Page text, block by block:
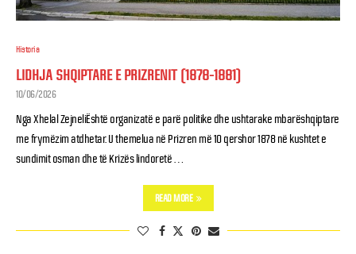
Historia
LIDHJA SHQIPTARE E PRIZRENIT (1878-1881)
10/06/2026
Nga Xhelal ZejneliËshtë organizatë e parë politike dhe ushtarake mbarëshqiptare
me frymëzim atdhetar. U themelua në Prizren më 10 qershor 1878 në kushtet e
sundimit osman dhe të Krizës lindoretë …
READ MORE